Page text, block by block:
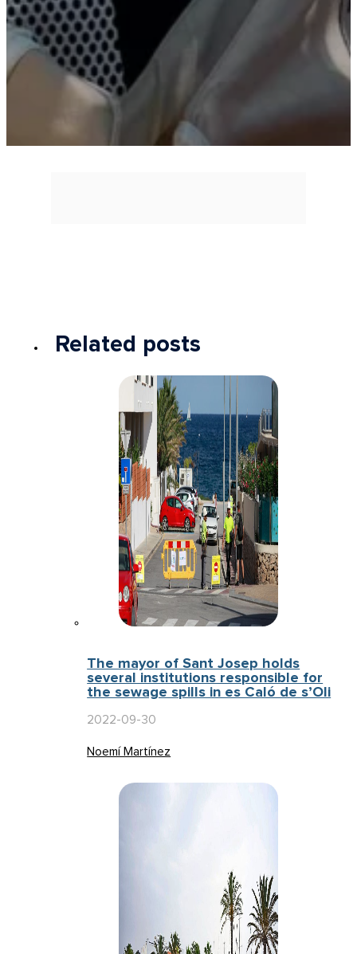
Related posts
The mayor of Sant Josep holds
several institutions responsible for
the sewage spills in es Caló de s’Oli
2022-09-30
Noemí Martínez